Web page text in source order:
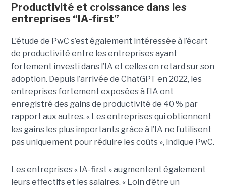
Productivité et croissance dans les
entreprises “IA-first”
L’étude de PwC s’est également intéressée à l’écart
de productivité entre les entreprises ayant
fortement investi dans l’IA et celles en retard sur son
adoption. Depuis l’arrivée de ChatGPT en 2022, les
entreprises fortement exposées à l’IA ont
enregistré des gains de productivité de 40 % par
rapport aux autres. « Les entreprises qui obtiennent
les gains les plus importants grâce à l’IA ne l’utilisent
pas uniquement pour réduire les coûts », indique PwC.
Les entreprises « IA-first » augmentent également
leurs effectifs et les salaires. « Loin d’être un